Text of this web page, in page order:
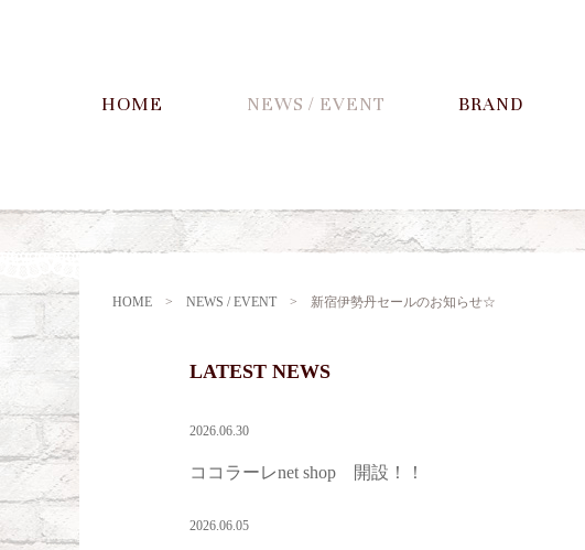
HOME NEWS / EVENT BRAND
HOME > NEWS / EVENT > 新宿伊勢丹セールのお知らせ☆
LATEST NEWS
2026.06.30
ココラーレnet shop 開設！！
2026.06.05